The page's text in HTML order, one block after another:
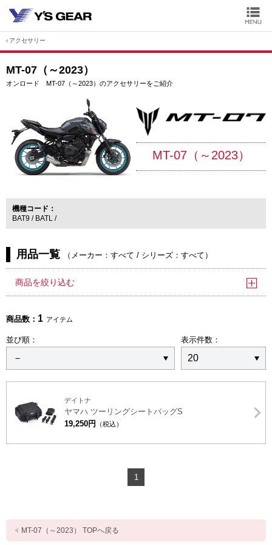
アクセサリー
MT-07（～2023）
オンロード MT-07（～2023）のアクセサリーをご紹介
MT-07（～2023）
機種コード
BAT9
BATL
用品一覧 （ メーカー：すべて / シリーズ：すべて ）
商品を絞り込む
商品数： 1 アイテム
並び順： 表示件数：
デイトナ
ヤマハ ツーリングシートバッグS
19,250円
（税込）
1
MT-07（～2023） TOPへ戻る